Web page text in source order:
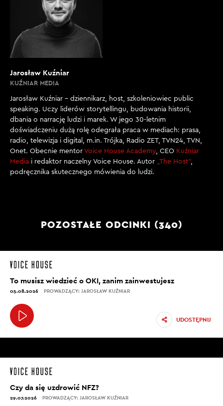
Jarosław Kuźniar
KUŹNIAR MEDIA
Jarosław Kuźniar – dziennikarz, host, szkoleniowiec public
speaking. Uczy liderów storytellingu, budowania historii,
dbania o narrację ludzi i marek. W jego 30-letnim
doświadczeniu dużą rolę odegrała praca w mediach: prasa,
radio, telewizja i digital, m.in. Trójka, Radio ZET, TVN24, TVN,
Onet. Obecnie mentor Voice House Academy , CEO Kuźniar
Media i redaktor naczelny Voice House. Autor „The Host”,
podręcznika skutecznego mówienia do ludzi.
POZOSTAŁE ODCINKI (340)
To musisz wiedzieć o OKI, zanim zainwestujesz
05.08.2026 PROWADZĄCY: JAROSŁAW KUŹNIAR
UDOSTĘPNIJ
Czy da się uzdrowić NFZ?
29.07.2026 PROWADZĄCY: JAROSŁAW KUŹNIAR